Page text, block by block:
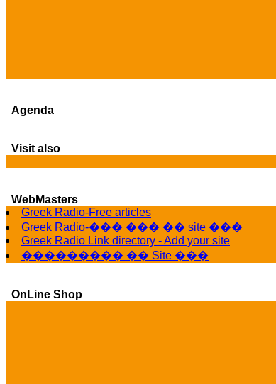
Agenda
Visit also
WebMasters
Greek Radio-Free articles
Greek Radio-��� ��� �� site ���
Greek Radio Link directory - Add your site
��������� �� Site ���
OnLine Shop